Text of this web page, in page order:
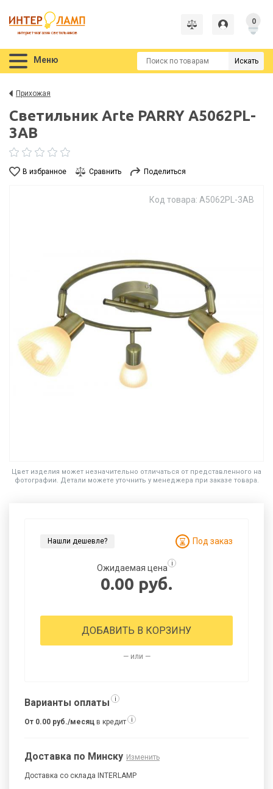
интернет-магазин светильников
0
Меню Искать
Прихожая
Светильник Arte PARRY A5062PL-
3AB
В избранное Сравнить Поделиться
Код товара: A5062PL-3AB
Цвет изделия может незначительно отличаться от представленного на
фотографии. Детали можете уточнить у менеджера при заказе товара.
Нашли дешевле? Под заказ
Ожидаемая цена i
0.00 руб.
ДОБАВИТЬ В КОРЗИНУ
— или —
Варианты оплаты i
От 0.00 руб./месяц в кредит i
Доставка по Минску Изменить
Доставка со склада INTERLAMP